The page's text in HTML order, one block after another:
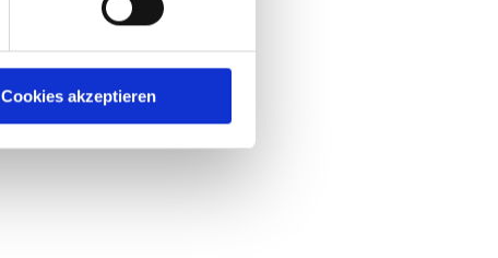
Cookies akzeptieren